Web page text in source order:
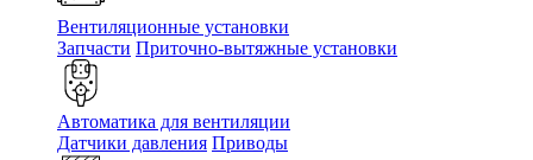
Вентиляционные установки
Запчасти Приточно-вытяжные установки
Автоматика для вентиляции
Датчики давления Приводы